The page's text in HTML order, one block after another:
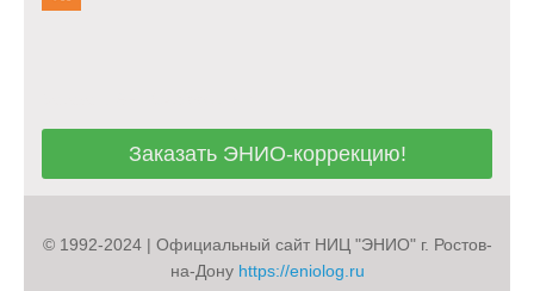
Заказать ЭНИО-коррекцию!
© 1992-2024 | Официальный сайт НИЦ "ЭНИО" г. Ростов-
на-Дону https://eniolog.ru